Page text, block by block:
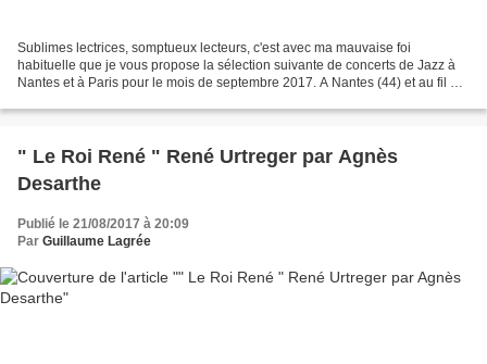
Sublimes lectrices, somptueux lecteurs, c'est avec ma mauvaise foi
habituelle que je vous propose la sélection suivante de concerts de Jazz à
Nantes et à Paris pour le mois de septembre 2017. A Nantes (44) et au fil de
" Le Roi René " René Urtreger par Agnès
Desarthe
Publié le 21/08/2017 à 20:09
Par Guillaume Lagrée